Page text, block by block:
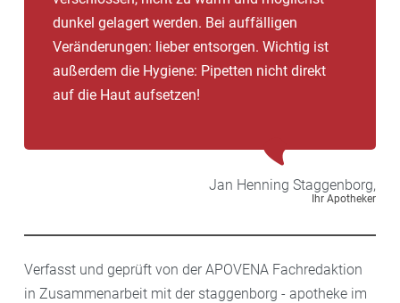
dunkel gelagert werden. Bei auffälligen
Veränderungen: lieber entsorgen. Wichtig ist
außerdem die Hygiene: Pipetten nicht direkt
auf die Haut aufsetzen!
Jan Henning Staggenborg,
Ihr Apotheker
Verfasst und geprüft von der APOVENA Fachredaktion
in Zusammenarbeit mit der staggenborg - apotheke im